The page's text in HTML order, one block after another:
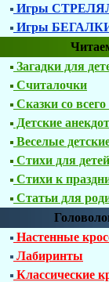
Игры
Игры
Загадки для
Считалочки
Сказки со
Детские
Веселые
Стихи для
Стихи к
Статьи для
Настенные
Лабиринты
Классические